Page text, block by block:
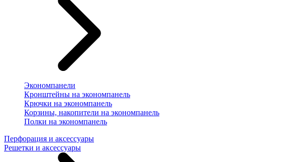
Экономпанели
Кронштейны на экономпанель
Крючки на экономпанель
Корзины, накопители на экономпанель
Полки на экономпанель
Перфорация и аксессуары
Решетки и аксессуары